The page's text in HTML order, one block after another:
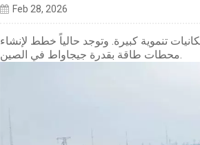
Feb 28, 2026
تنموية كبيرة. وتوجد حالياً خطط لإنشاء
محطات طاقة بقدرة جيجاواط في الصين.